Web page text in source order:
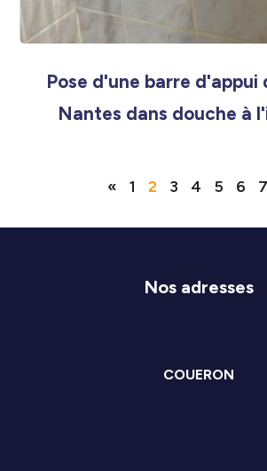
Pose d'une barre d'appui
Nantes dans douche à
« 1 2 3 4 5 6 7
Nos adresses
COUERON